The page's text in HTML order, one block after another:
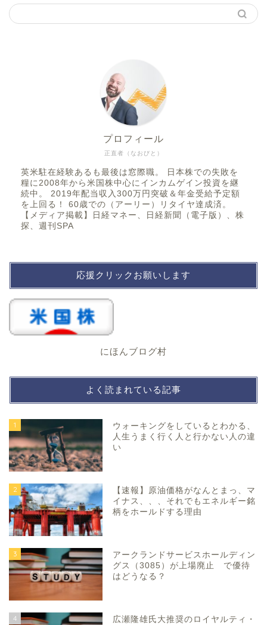
正直者（なおびと）
プロフィール
英米駐在経験あるも最後は窓際職。 日本株での失敗を
糧に2008年から米国株中心にインカムゲイン投資を継
続中。 2019年配当収入300万円突破＆年金受給予定額
を上回る！ 60歳での（アーリー）リタイヤ達成済。
【メディア掲載】日経マネー、日経新聞（電子版）、株
探、週刊SPA
応援クリックお願いします
にほんブログ村
よく読まれている記事
1
ウォーキングをしているとわかる、
人生うまく行く人と行かない人の違
い
2
【速報】原油価格がなんとまっ、マ
イナス、、、それでもエネルギー銘
柄をホールドする理由
3
アークランドサービスホールディン
グス（3085）が上場廃止 で優待
はどうなる？
4
広瀬隆雄氏大推奨のロイヤルティ・